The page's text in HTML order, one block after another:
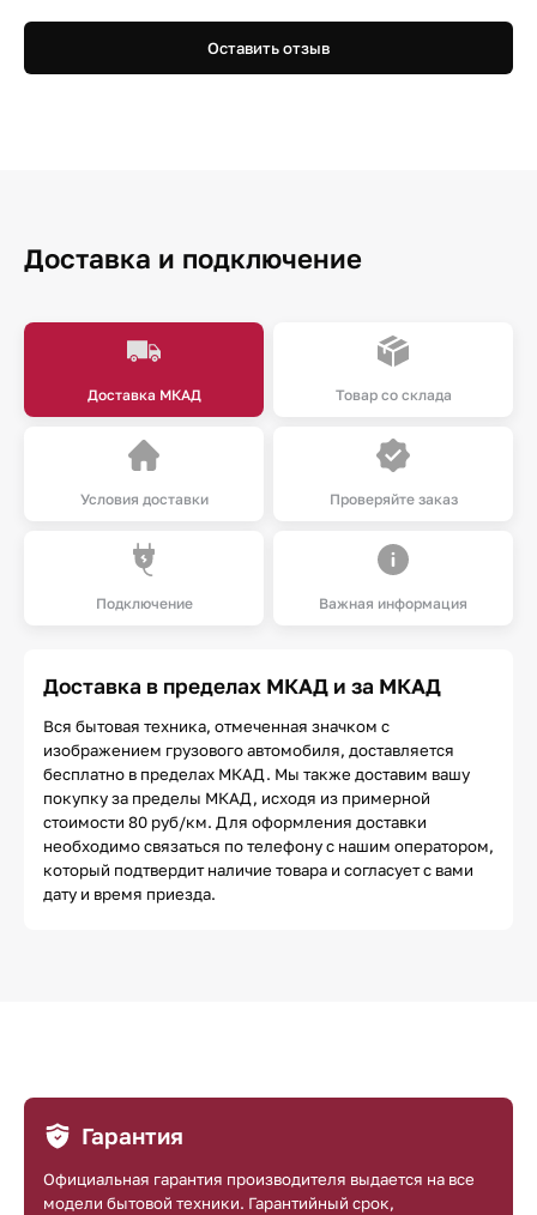
Оставить отзыв
Доставка и подключение
Доставка МКАД Товар со склада
Условия доставки Проверяйте заказ
Подключение Важная информация
Доставка в пределах МКАД и за МКАД
Вся бытовая техника, отмеченная значком с
изображением грузового автомобиля, доставляется
бесплатно в пределах МКАД. Мы также доставим вашу
покупку за пределы МКАД, исходя из примерной
стоимости 80 руб/км. Для оформления доставки
необходимо связаться по телефону с нашим оператором,
который подтвердит наличие товара и согласует с вами
дату и время приезда.
Гарантия
Официальная гарантия производителя выдается на все
модели бытовой техники. Гарантийный срок,